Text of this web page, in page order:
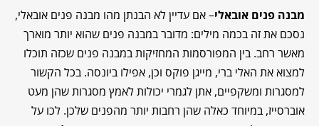
מבנה פנים אובאלי– אם עדיין לא הבנתן מהו מבנה פנים אובאלי,
נסכם את זה בכמה מילים: מדובר במבנה פנים שהוא יותר מוארך
מאשר רחב. בין המפורסמות המחזיקות במבנה פנים שכזה תוכלו
למצוא את האלי ברי, מייגן פוקס וכן, אפילו ביונסה. בכל הקשור
למסגרות ומשקפיים, אתן לגמרי יכולות לאמץ מסגרות שהן מעט
אוברסייז, במיוחד כאלה שהן רחבות יותר מהפנים שלכן. לכו על